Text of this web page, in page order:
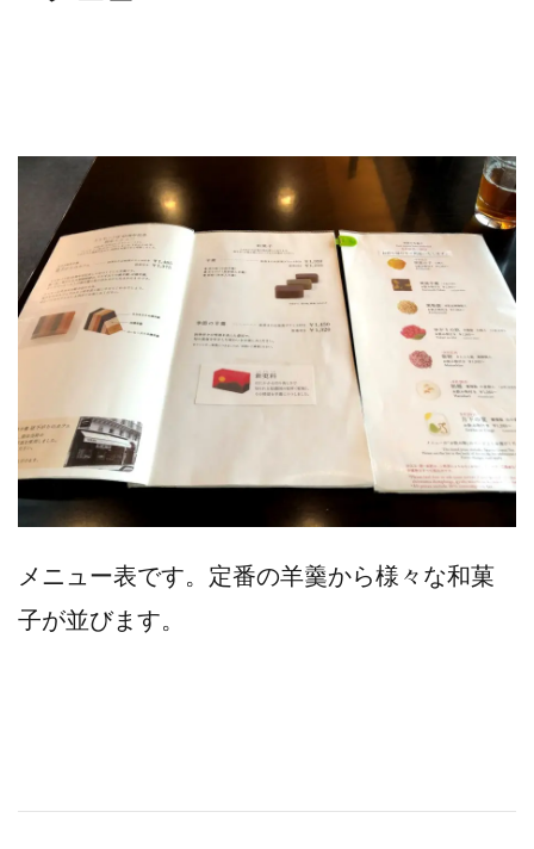
メニュー表です。定番の羊羹から様々な和菓
子が並びます。